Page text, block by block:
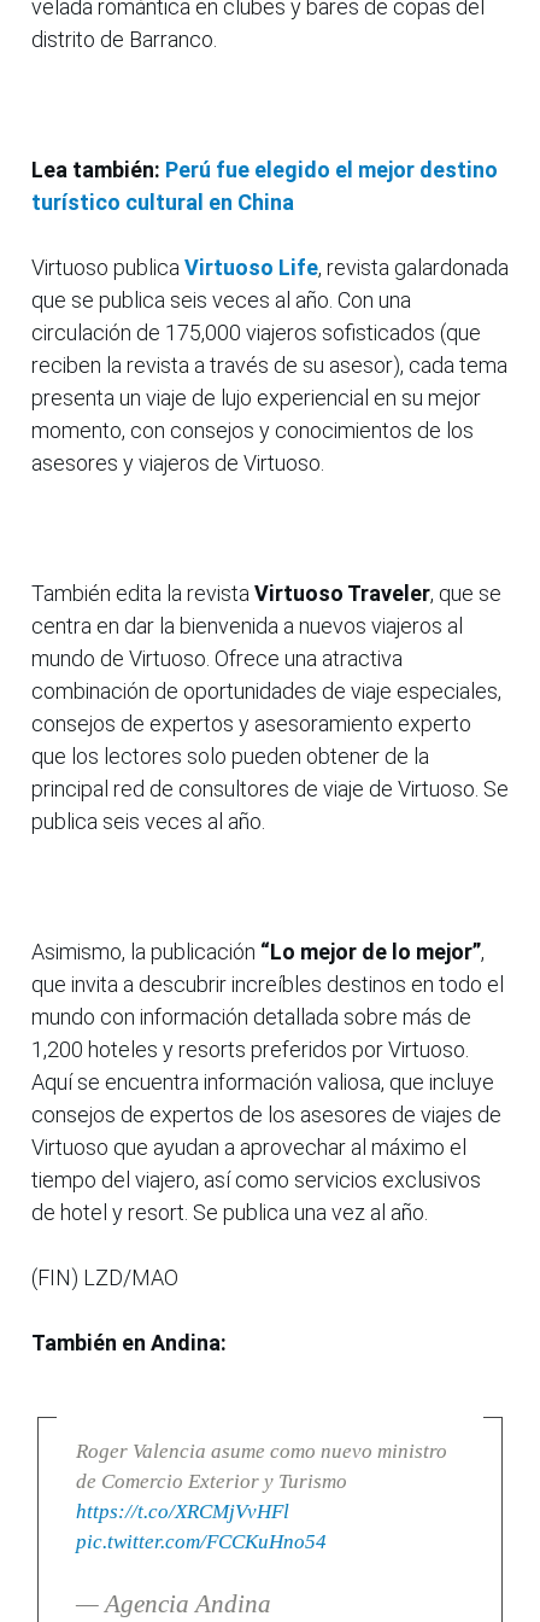
velada romántica en clubes y bares de copas del
distrito de Barranco.
Lea también: Perú fue elegido el mejor destino
turístico cultural en China
Virtuoso publica Virtuoso Life, revista galardonada
que se publica seis veces al año. Con una
circulación de 175,000 viajeros sofisticados (que
reciben la revista a través de su asesor), cada tema
presenta un viaje de lujo experiencial en su mejor
momento, con consejos y conocimientos de los
asesores y viajeros de Virtuoso.
También edita la revista Virtuoso Traveler, que se
centra en dar la bienvenida a nuevos viajeros al
mundo de Virtuoso. Ofrece una atractiva
combinación de oportunidades de viaje especiales,
consejos de expertos y asesoramiento experto
que los lectores solo pueden obtener de la
principal red de consultores de viaje de Virtuoso. Se
publica seis veces al año.
Asimismo, la publicación “Lo mejor de lo mejor”,
que invita a descubrir increíbles destinos en todo el
mundo con información detallada sobre más de
1,200 hoteles y resorts preferidos por Virtuoso.
Aquí se encuentra información valiosa, que incluye
consejos de expertos de los asesores de viajes de
Virtuoso que ayudan a aprovechar al máximo el
tiempo del viajero, así como servicios exclusivos
de hotel y resort. Se publica una vez al año.
(FIN) LZD/MAO
También en Andina:
Roger Valencia asume como nuevo ministro
de Comercio Exterior y Turismo
https://t.co/XRCMjVvHFl
pic.twitter.com/FCCKuHno54
— Agencia Andina